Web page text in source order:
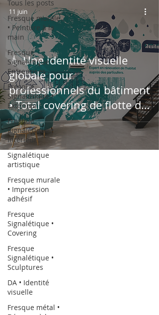
Tous les posts
Fresque murale
• Peinture à la
main
Fresque
Signalétique •
Entreprises
Fresque
Signalétique •
Éxtérieur
Fresque
Signalétique •
Intérieur
Signalétique
artistique
Fresque murale
• Impression
adhésif
Fresque
Signalétique •
Covering
Fresque
Signalétique •
Sculptures
DA • Identité
visuelle
Fresque métal •
💧 Une identité visuelle
globale pour
professionnels du bâtiment
• Total covering de flotte de
véhicules, vitrophanie,
signalétique et fresque
d'art mural
11 juin